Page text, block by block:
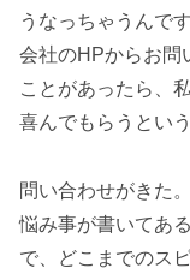
うなっちゃうんで
会社のHPからお問
ことがあったら、
喜んでもらうとい
問い合わせがきた
悩み事が書いてあ
で、どこまでのス